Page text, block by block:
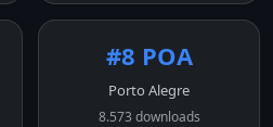
#8 POA
Porto Alegre
8.573 downloads